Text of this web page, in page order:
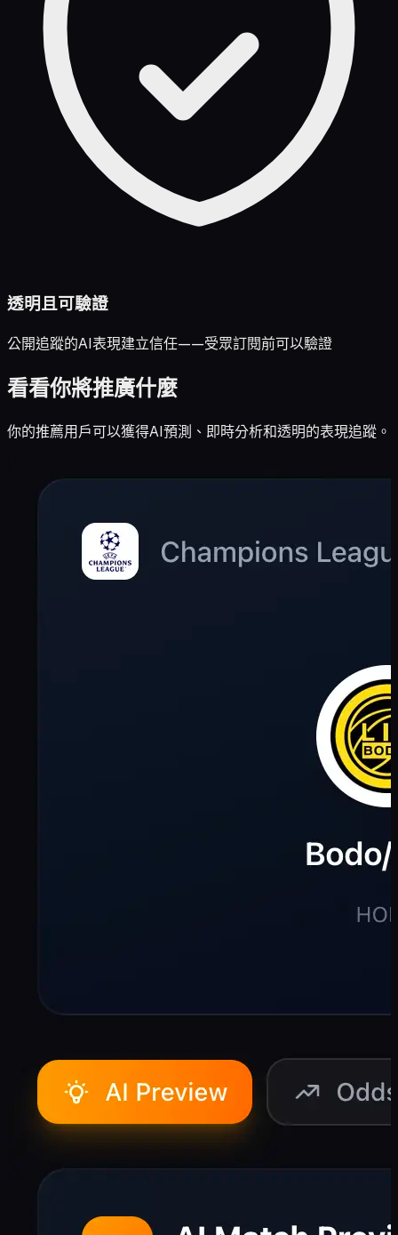
透明且可驗證
公開追蹤的AI表現建立信任——受眾訂閱前可以驗證
看看你將推廣什麼
你的推薦用戶可以獲得AI預測、即時分析和透明的表現追蹤。